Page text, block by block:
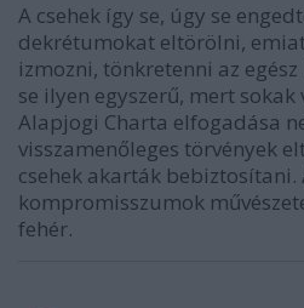
A csehek így se, úgy se
dekrétumokat eltörölni,
izmozni, tönkretenni az
se ilyen egyszerű, mert sokak
Alapjogi Charta elfogadása
visszamenőleges törvények
csehek akarták bebiztosítani.
kompromisszumok
fehér.